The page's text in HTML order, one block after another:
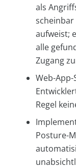
als
scheinbar
aufweist;
alle
Zugang
Web-
Regel
Posture-